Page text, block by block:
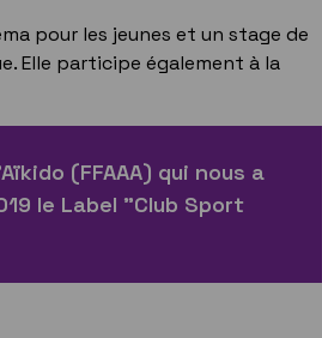
pour les jeunes et un stage de
Elle participe également à la
(FFAAA) qui nous a
le Label "Club Sport